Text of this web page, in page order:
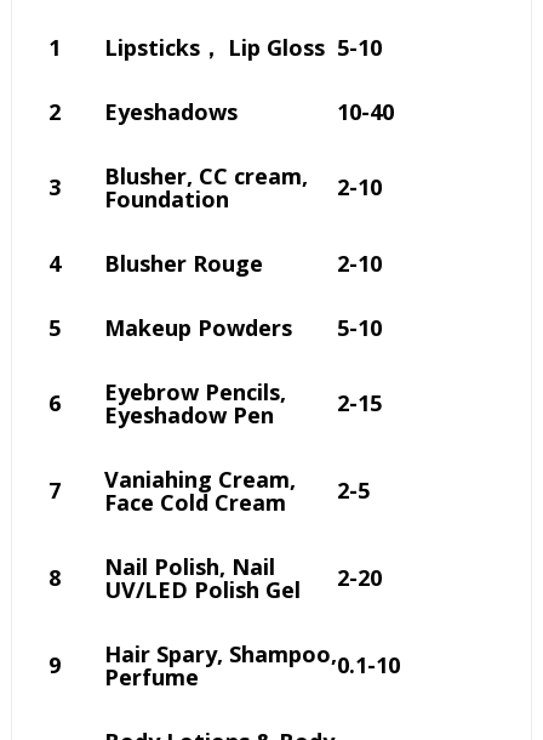
1 Lipsticks， Lip Gloss 5-10
2 Eyeshadows 10-40
3 Blusher, CC cream,
Foundation 2-10
4 Blusher Rouge 2-10
5 Makeup Powders 5-10
6 Eyebrow Pencils,
Eyeshadow Pen 2-15
7 Vaniahing Cream,
Face Cold Cream 2-5
8 Nail Polish, Nail
UV/LED Polish Gel 2-20
9 Hair Spary, Shampoo,
Perfume 0.1-10